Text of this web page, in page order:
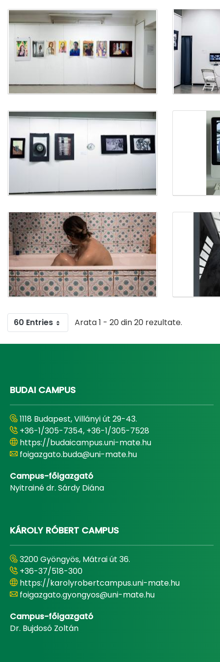
60 Entries Arata 1 - 20 din 20 rezultate.
BUDAI CAMPUS
1118 Budapest, Villányi út 29-43.
+36-1/305-7354, +36-1/305-7528
https://budaicampus.uni-mate.hu
foigazgato.buda@uni-mate.hu
Campus-főigazgató
Nyitrainé dr. Sárdy Diána
KÁROLY RÓBERT CAMPUS
3200 Gyöngyös, Mátrai út 36.
+36-37/518-300
https://karolyrobertcampus.uni-mate.hu
foigazgato.gyongyos@uni-mate.hu
Campus-főigazgató
Dr. Bujdosó Zoltán